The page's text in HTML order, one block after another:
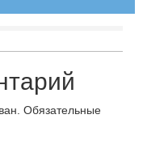
Обязательные